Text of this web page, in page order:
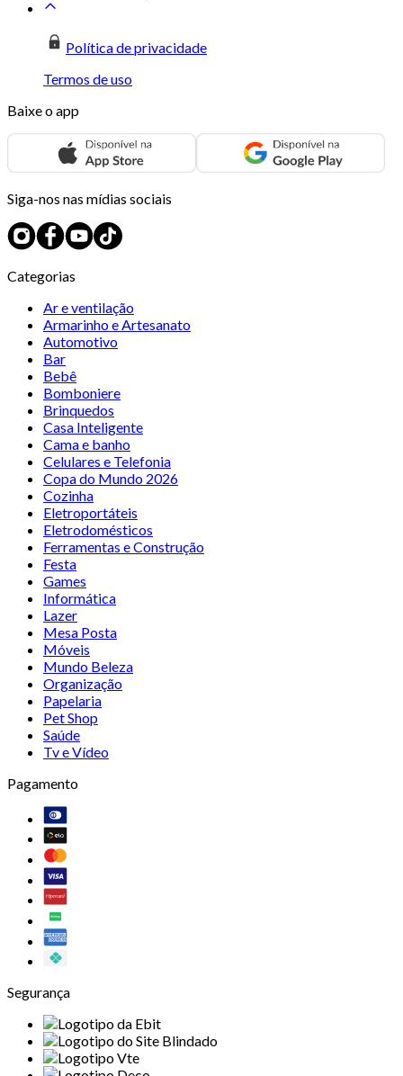
Política de privacidade
Termos de uso
Baixe o app
Siga-nos nas mídias sociais
Categorias
Ar e ventilação
Armarinho e Artesanato
Automotivo
Bar
Bebê
Bomboniere
Brinquedos
Casa Inteligente
Cama e banho
Celulares e Telefonia
Copa do Mundo 2026
Cozinha
Eletroportáteis
Eletrodomésticos
Ferramentas e Construção
Festa
Games
Informática
Lazer
Mesa Posta
Móveis
Mundo Beleza
Organização
Papelaria
Pet Shop
Saúde
Tv e Vídeo
Pagamento
Segurança